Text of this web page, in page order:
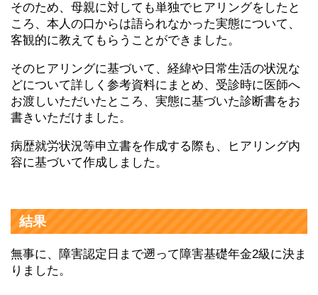
そのため、母親に対しても単独でヒアリングをしたと
ころ、本人の口からは語られなかった実態について、
客観的に教えてもらうことができました。
そのヒアリングに基づいて、経緯や日常生活の状況な
どについて詳しく参考資料にまとめ、受診時に医師へ
お渡しいただいたところ、実態に基づいた診断書をお
書きいただけました。
病歴就労状況等申立書を作成する際も、ヒアリング内
容に基づいて作成しました。
結果
無事に、障害認定日まで遡って障害基礎年金2級に決ま
りました。